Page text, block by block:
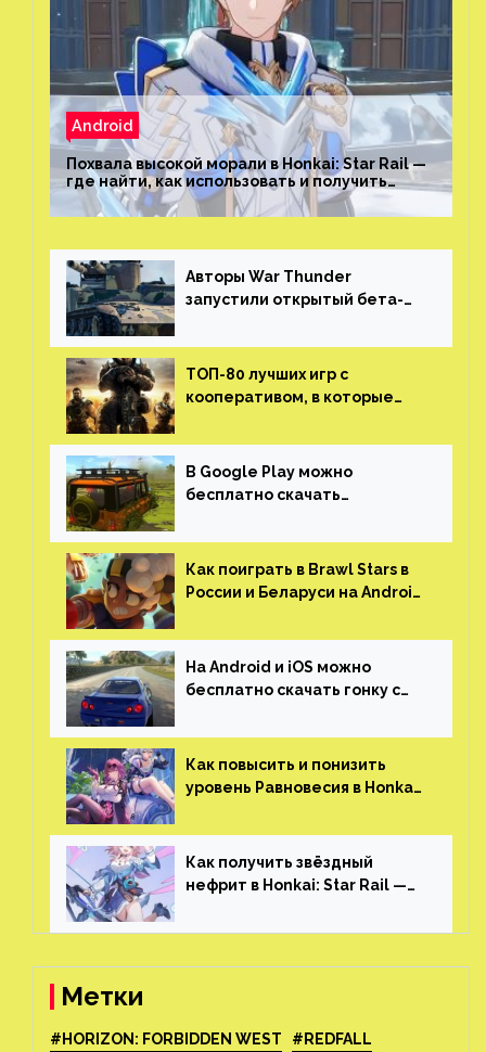
Android
Похвала высокой морали в Honkai: Star Rail —
где найти, как использовать и получить
скрытые достижения
Авторы War Thunder
запустили открытый бета-
трейлер и скриншоты
ТОП-80 лучших игр с
кооперативом, в которые
(никаких MMO)
В Google Play можно
бесплатно скачать
открытым миром, прокачкой,
гонками и тюнингом машины
Как поиграть в Brawl Stars в
России и Беларуси на Android
На Android и iOS можно
бесплатно скачать гонку с
который больше, чем в
Skyrim и GTA: San Andreas
Как повысить и понизить
уровень Равновесия в Honkai:
Как получить звёздный
нефрит в Honkai: Star Rail —
Метки
#HORIZON: FORBIDDEN WEST #REDFALL